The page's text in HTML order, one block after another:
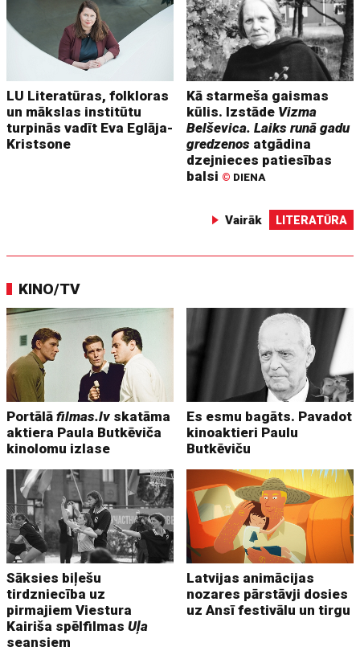
LU Literatūras, folkloras
un mākslas institūtu
turpinās vadīt Eva Eglāja-
Kristsone
Kā starmeša gaismas
kūlis. Izstāde Vizma
Belševica. Laiks runā gadu
gredzenos atgādina
dzejnieces patiesības
balsi © DIENA
Vairāk LITERATŪRA
KINO/TV
Portālāfilmas.lv skatāma
aktiera Paula Butkēviča
kinolomu izlase
Es esmu bagāts. Pavadot
kinoaktieri Paulu
Butkēviču
Sāksies biļešu
tirdzniecība uz
pirmajiem Viestura
Kairiša spēlfilmasUļa
seansiem
Latvijas animācijas
nozares pārstāvji dosies
uz Ansī festivālu un tirgu